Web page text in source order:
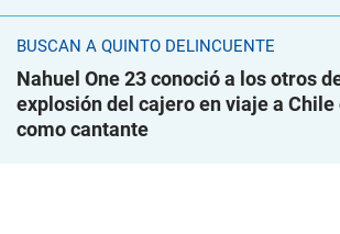
BUSCAN A QUINTO DELINCUENTE
Nahuel One 23 conoció a los otros
explosión del cajero en viaje a
como cantante